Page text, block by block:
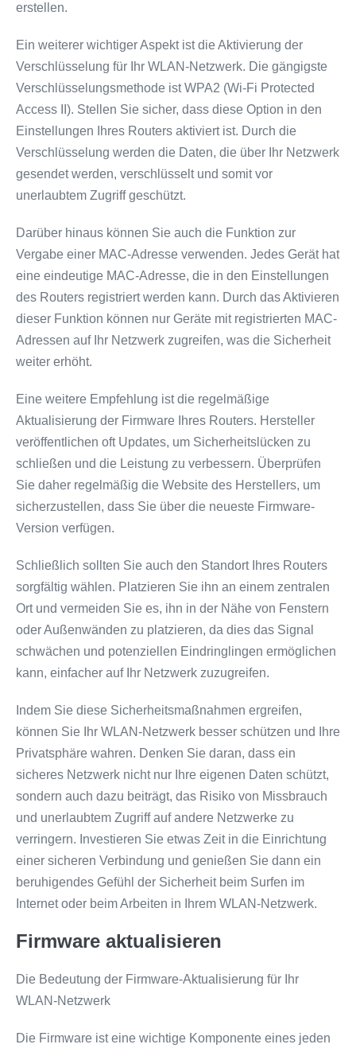
erstellen.
Ein weiterer wichtiger Aspekt ist die Aktivierung der
Verschlüsselung für Ihr WLAN-Netzwerk. Die gängigste
Verschlüsselungsmethode ist WPA2 (Wi-Fi Protected
Access II). Stellen Sie sicher, dass diese Option in den
Einstellungen Ihres Routers aktiviert ist. Durch die
Verschlüsselung werden die Daten, die über Ihr Netzwerk
gesendet werden, verschlüsselt und somit vor
unerlaubtem Zugriff geschützt.
Darüber hinaus können Sie auch die Funktion zur
Vergabe einer MAC-Adresse verwenden. Jedes Gerät hat
eine eindeutige MAC-Adresse, die in den Einstellungen
des Routers registriert werden kann. Durch das Aktivieren
dieser Funktion können nur Geräte mit registrierten MAC-
Adressen auf Ihr Netzwerk zugreifen, was die Sicherheit
weiter erhöht.
Eine weitere Empfehlung ist die regelmäßige
Aktualisierung der Firmware Ihres Routers. Hersteller
veröffentlichen oft Updates, um Sicherheitslücken zu
schließen und die Leistung zu verbessern. Überprüfen
Sie daher regelmäßig die Website des Herstellers, um
sicherzustellen, dass Sie über die neueste Firmware-
Version verfügen.
Schließlich sollten Sie auch den Standort Ihres Routers
sorgfältig wählen. Platzieren Sie ihn an einem zentralen
Ort und vermeiden Sie es, ihn in der Nähe von Fenstern
oder Außenwänden zu platzieren, da dies das Signal
schwächen und potenziellen Eindringlingen ermöglichen
kann, einfacher auf Ihr Netzwerk zuzugreifen.
Indem Sie diese Sicherheitsmaßnahmen ergreifen,
können Sie Ihr WLAN-Netzwerk besser schützen und Ihre
Privatsphäre wahren. Denken Sie daran, dass ein
sicheres Netzwerk nicht nur Ihre eigenen Daten schützt,
sondern auch dazu beiträgt, das Risiko von Missbrauch
und unerlaubtem Zugriff auf andere Netzwerke zu
verringern. Investieren Sie etwas Zeit in die Einrichtung
einer sicheren Verbindung und genießen Sie dann ein
beruhigendes Gefühl der Sicherheit beim Surfen im
Internet oder beim Arbeiten in Ihrem WLAN-Netzwerk.
Firmware aktualisieren
Die Bedeutung der Firmware-Aktualisierung für Ihr
WLAN-Netzwerk
Die Firmware ist eine wichtige Komponente eines jeden